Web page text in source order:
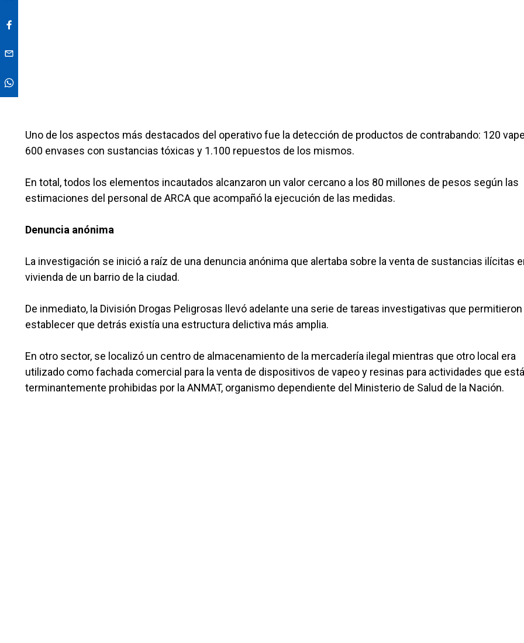
Uno de los aspectos más destacados del operativo fue la detección de productos de contrabando: 120
600 envases con sustancias tóxicas y 1.100 repuestos de los mismos.
En total, todos los elementos incautados alcanzaron un valor cercano a los 80 millones de pesos según las
estimaciones del personal de ARCA que acompañó la ejecución de las medidas.
Denuncia anónima
La investigación se inició a raíz de una denuncia anónima que alertaba sobre la venta de sustancias ilícitas
vivienda de un barrio de la ciudad.
De inmediato, la División Drogas Peligrosas llevó adelante una serie de tareas investigativas que permitieron
establecer que detrás existía una estructura delictiva más amplia.
En otro sector, se localizó un centro de almacenamiento de la mercadería ilegal mientras que otro local era
utilizado como fachada comercial para la venta de dispositivos de vapeo y resinas para actividades que
terminantemente prohibidas por la ANMAT, organismo dependiente del Ministerio de Salud de la Nación.